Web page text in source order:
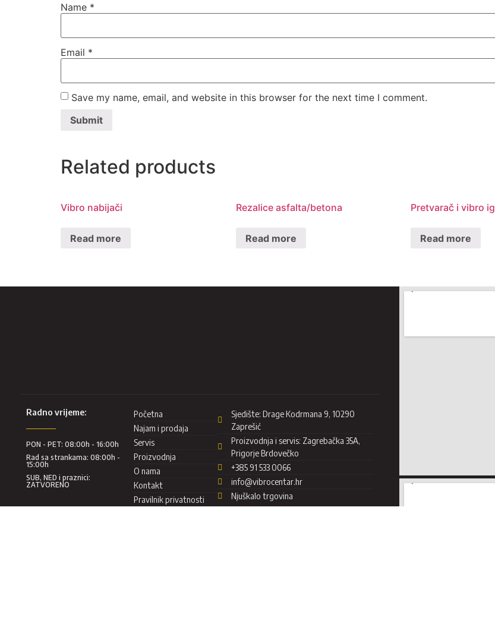
Name *
Email *
Save my name, email, and website in this browser for the next time I comment.
Related products
Vibro nabijači
Read more
Rezalice asfalta/betona
Read more
Pretvarač i vibro
Read more
Radno vrijeme:
PON - PET: 08:00h - 16:00h
Rad sa strankama: 08:00h -
15:00h
SUB, NED i praznici:
ZATVORENO
Početna
Najam i prodaja
Servis
Proizvodnja
O nama
Kontakt
Pravilnik privatnosti
Sjedište: Drage Kodrmana 9, 10290
Zaprešić
Proizvodnja i servis: Zagrebačka 35A,
Prigorje Brdovečko
+385 91 533 0066
info@vibrocentar.hr
Njuškalo trgovina